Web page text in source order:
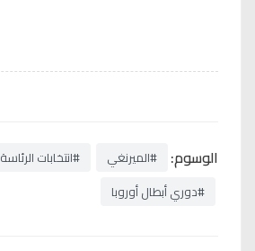
الوسوم: #الميرنغي
#انتخابات الرئاسة
#دوري أبطال أوروبا